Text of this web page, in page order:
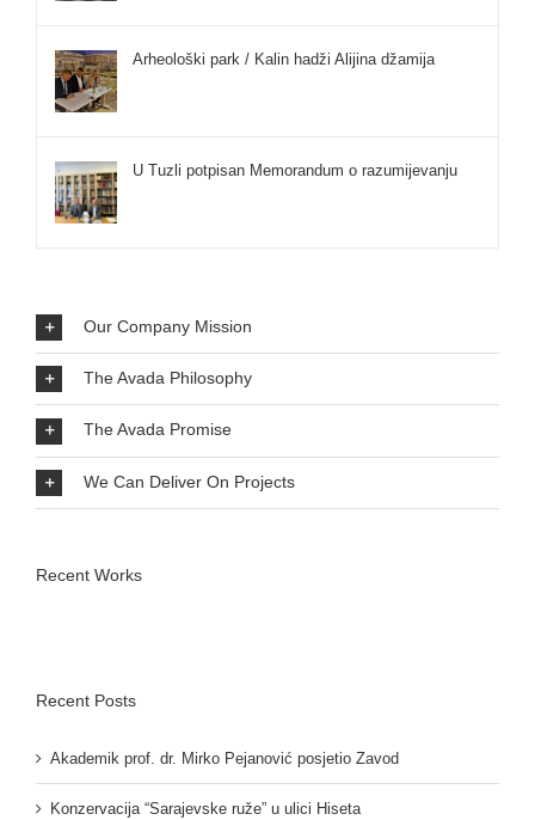
Arheološki park / Kalin hadži Alijina džamija
U Tuzli potpisan Memorandum o razumijevanju
Our Company Mission
The Avada Philosophy
The Avada Promise
We Can Deliver On Projects
Recent Works
Recent Posts
Akademik prof. dr. Mirko Pejanović posjetio Zavod
Konzervacija “Sarajevske ruže” u ulici Hiseta